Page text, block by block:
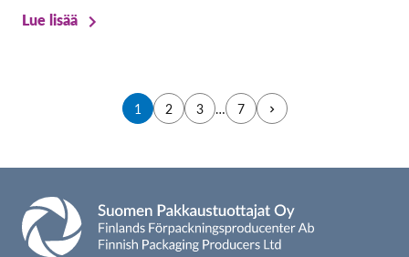
Lue lisää
1 2 3 … 7 S
e
a
s
i
v
u